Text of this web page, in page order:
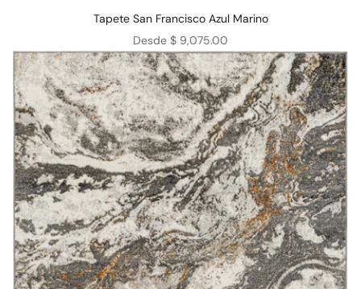
Tapete San Francisco Azul Marino
Precio de oferta
Desde $ 9,075.00